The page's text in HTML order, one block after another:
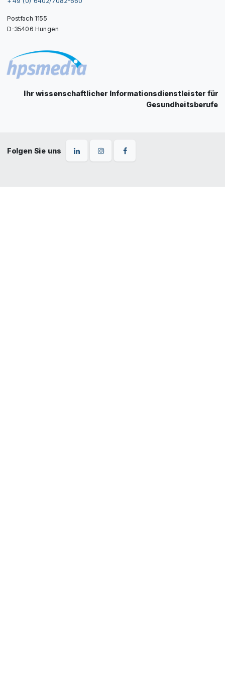
Postfach 1155
D-35406 Hungen
Ihr wissenschaftlicher Informationsdienstleister für
Gesundheitsberufe
Folgen Sie uns